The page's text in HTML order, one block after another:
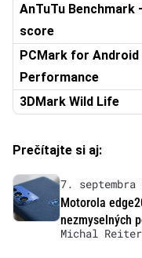
AnTuTu Benchmark
score
PCMark for Android
Performance
3DMark Wild Life
Prečítajte si aj:
7. septembra
Motorola
nezmyselných
Michal Reiter